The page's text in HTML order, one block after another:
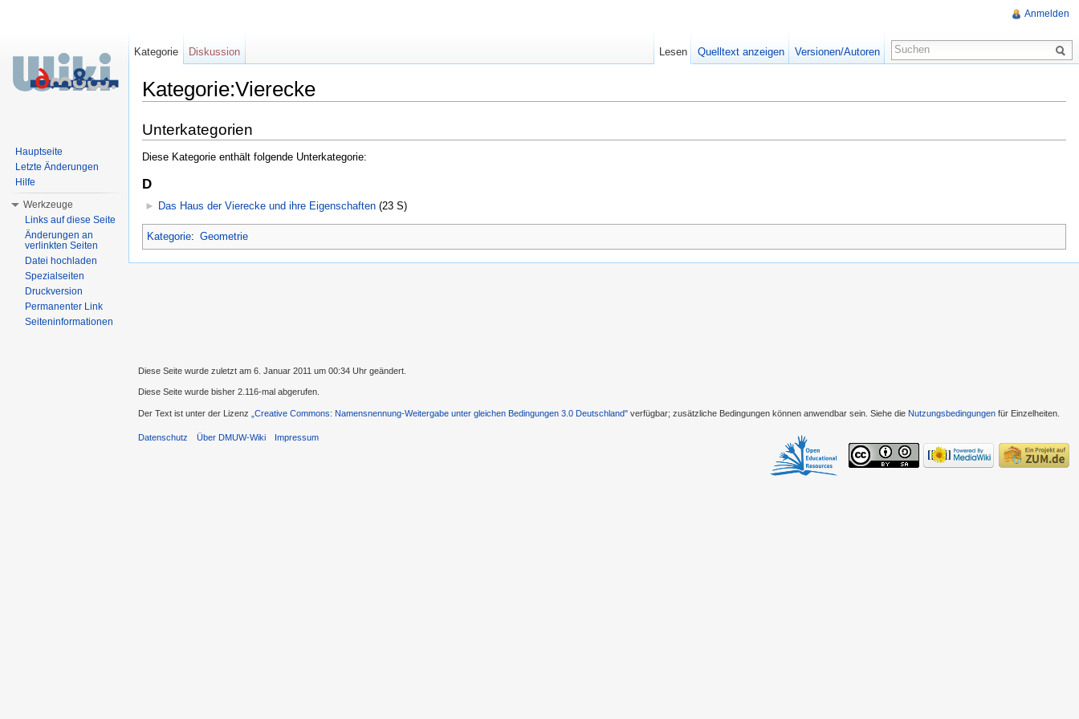
Kategorie:Vierecke
Unterkategorien
Diese Kategorie enthält folgende Unterkategorie:
D
► Das Haus der Vierecke und ihre Eigenschaften ‎(23 S)
Kategorie: Geometrie
Anmelden
Kategorie Diskussion Lesen Quelltext anzeigen Versionen/Autoren
Hauptseite
Letzte Änderungen
Hilfe
Werkzeuge
Links auf diese Seite
Änderungen an
verlinkten Seiten
Datei hochladen
Spezialseiten
Druckversion
Permanenter Link
Seiteninformationen
Diese Seite wurde zuletzt am 6. Januar 2011 um 00:34 Uhr geändert.
Diese Seite wurde bisher 2.116-mal abgerufen.
Der Text ist unter der Lizenz „Creative Commons: Namensnennung-Weitergabe unter gleichen Bedingungen 3.0 Deutschland" verfügbar; zusätzliche Bedingungen können anwendbar sein. Siehe die Nutzungsbedingungen für Einzelheiten.
Datenschutz Über DMUW-Wiki Impressum